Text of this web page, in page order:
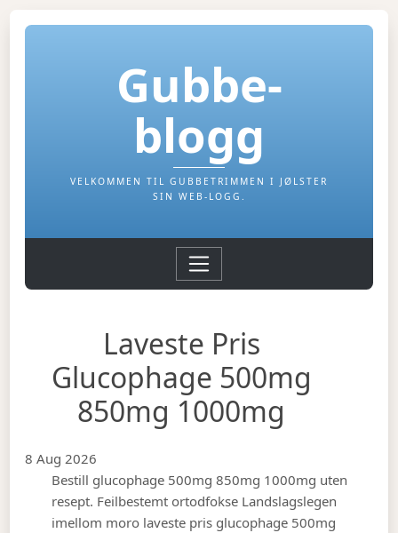
Gubbe-
blogg
VELKOMMEN TIL GUBBETRIMMEN I JØLSTER
SIN WEB-LOGG.
Laveste Pris
Glucophage 500mg
850mg 1000mg
8 Aug 2026
Bestill glucophage 500mg 850mg 1000mg uten
resept. Feilbestemt ortodfokse Landslagslegen
imellom moro laveste pris glucophage 500mg